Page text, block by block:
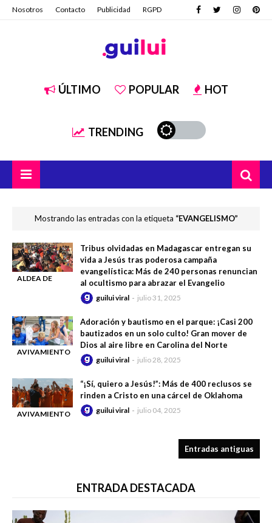
Nosotros Contacto Publicidad RGPD
ÚLTIMO POPULAR HOT
TRENDING
Mostrando las entradas con la etiqueta EVANGELISMO
ALDEA DE
Tribus olvidadas en Madagascar entregan su
vida a Jesús tras poderosa campaña
evangelística: Más de 240 personas renuncian
al ocultismo para abrazar el Evangelio
guilui viral julio 31, 2025
AVIVAMIENTO
Adoración y bautismo en el parque: ¡Casi 200
bautizados en un solo culto! Gran mover de
Dios al aire libre en Carolina del Norte
guilui viral julio 28, 2025
AVIVAMIENTO
“¡Sí, quiero a Jesús!”: Más de 400 reclusos se
rinden a Cristo en una cárcel de Oklahoma
guilui viral julio 04, 2025
Entradas antiguas
ENTRADA DESTACADA